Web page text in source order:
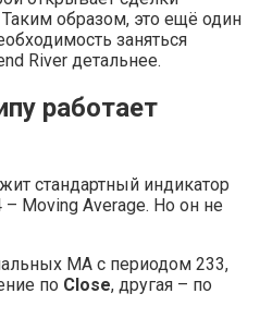
Таким образом, это ещё один
заняться
River детальнее.
работает
стандартный индикатор
Moving Average. Но он не
МА с периодом 233,
по Close, другая – по